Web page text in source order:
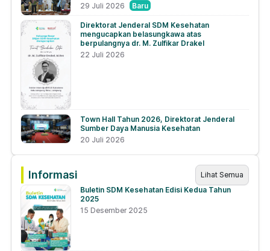
29 Juli 2026
Baru
Direktorat Jenderal SDM Kesehatan
mengucapkan belasungkawa atas
berpulangnya dr. M. Zulfikar Drakel
22 Juli 2026
Town Hall Tahun 2026, Direktorat Jenderal
Sumber Daya Manusia Kesehatan
20 Juli 2026
Informasi
Lihat Semua
Buletin SDM Kesehatan Edisi Kedua Tahun
2025
15 Desember 2025